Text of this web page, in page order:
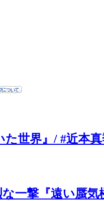
世界』/ #近本真
一撃『遠い蜃気